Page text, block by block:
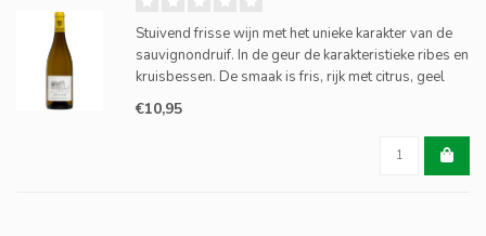
Stuivend frisse wijn met het unieke karakter van de
sauvignondruif. In de geur de karakteristieke ribes en
kruisbessen. De smaak is fris, rijk met citrus, geel
fruit en een lange finale.
€10,95